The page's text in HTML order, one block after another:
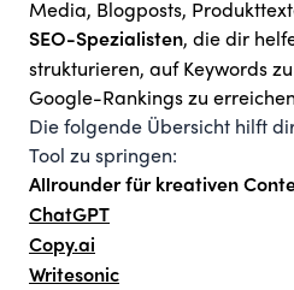
Media, Blogposts,
SEO-Spezialisten, die dir
strukturieren, auf Keywords
Google-Rankings zu
Die folgende Übersicht hilft
Tool zu springen:
Allrounder für kreativen
ChatGPT
Copy.ai
Writesonic